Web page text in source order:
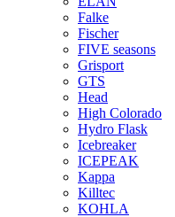
Falke
Fischer
FIVE seasons
Grisport
GTS
Head
High Colorado
Hydro Flask
Icebreaker
ICEPEAK
Kappa
Killtec
KOHLA